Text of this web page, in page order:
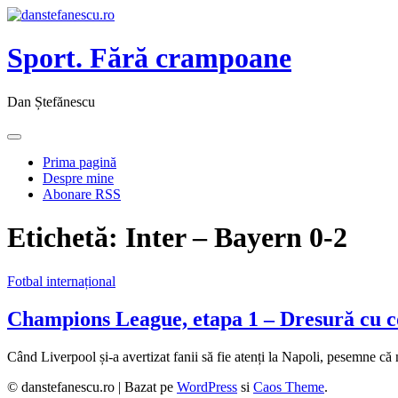
Sport. Fără crampoane
Dan Ștefănescu
Prima pagină
Despre mine
Abonare RSS
Etichetă: Inter – Bayern 0-2
Fotbal internațional
Champions League, etapa 1 – Dresură cu
Când Liverpool și-a avertizat fanii să fie atenți la Napoli, pesemne
© danstefanescu.ro | Bazat pe WordPress si Caos Theme.